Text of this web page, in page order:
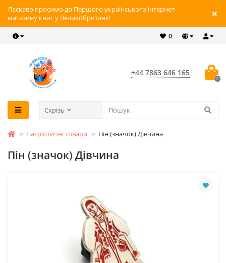
Ласкаво просимо до Першого українського інтернет-
магазину книг у Великобританії!
0
+44 7863 646 165
0
Скрізь
Патріотичні товари Пін (значок) Дівчина
Пін (значок) Дівчина